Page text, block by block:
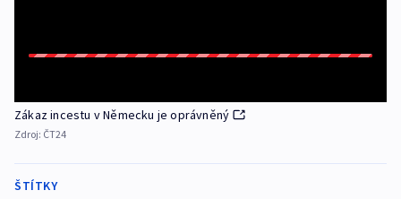
Zákaz incestu v Německu je oprávněný
Zdroj: ČT24
ŠTÍTKY